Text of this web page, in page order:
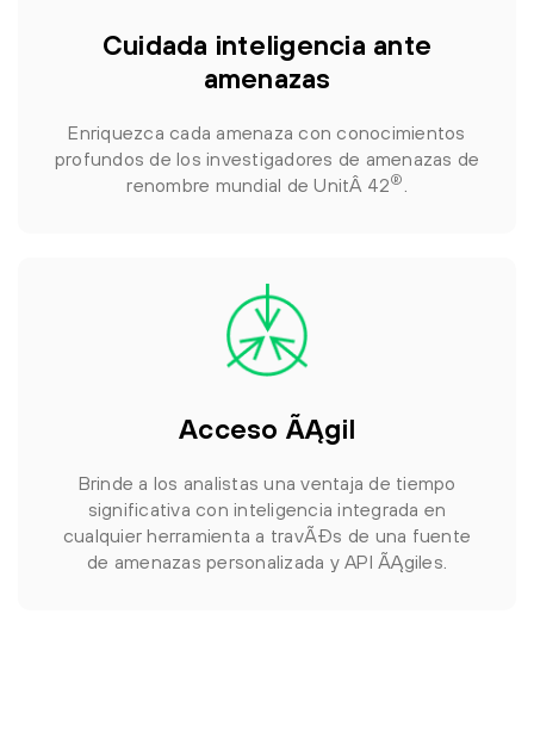
Cuidada inteligencia ante
amenazas
Enriquezca cada amenaza con conocimientos
profundos de los investigadores de amenazas de
renombre mundial de UnitÂ 42®
Acceso ÃĄgil
Brinde a los analistas una ventaja de tiempo
significativa con inteligencia integrada en
cualquier herramienta a travÃĐs de una fuente
de amenazas personalizada y API ÃĄgiles.